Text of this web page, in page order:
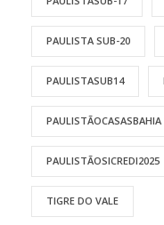
PAULISTA SUB-20
PAULISTASUB14
PAULISTÃOCASASBAHIA
PAULISTÃOSICREDI2025
TIGRE DO VALE